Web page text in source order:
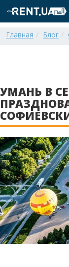
Главная Блог
УМАНЬ В